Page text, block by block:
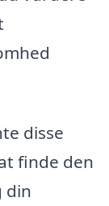
disse
finde den
din